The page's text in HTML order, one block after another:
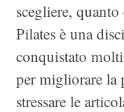
scegliere,
Pilates è una
conquistato
per migliorare la
stressare le